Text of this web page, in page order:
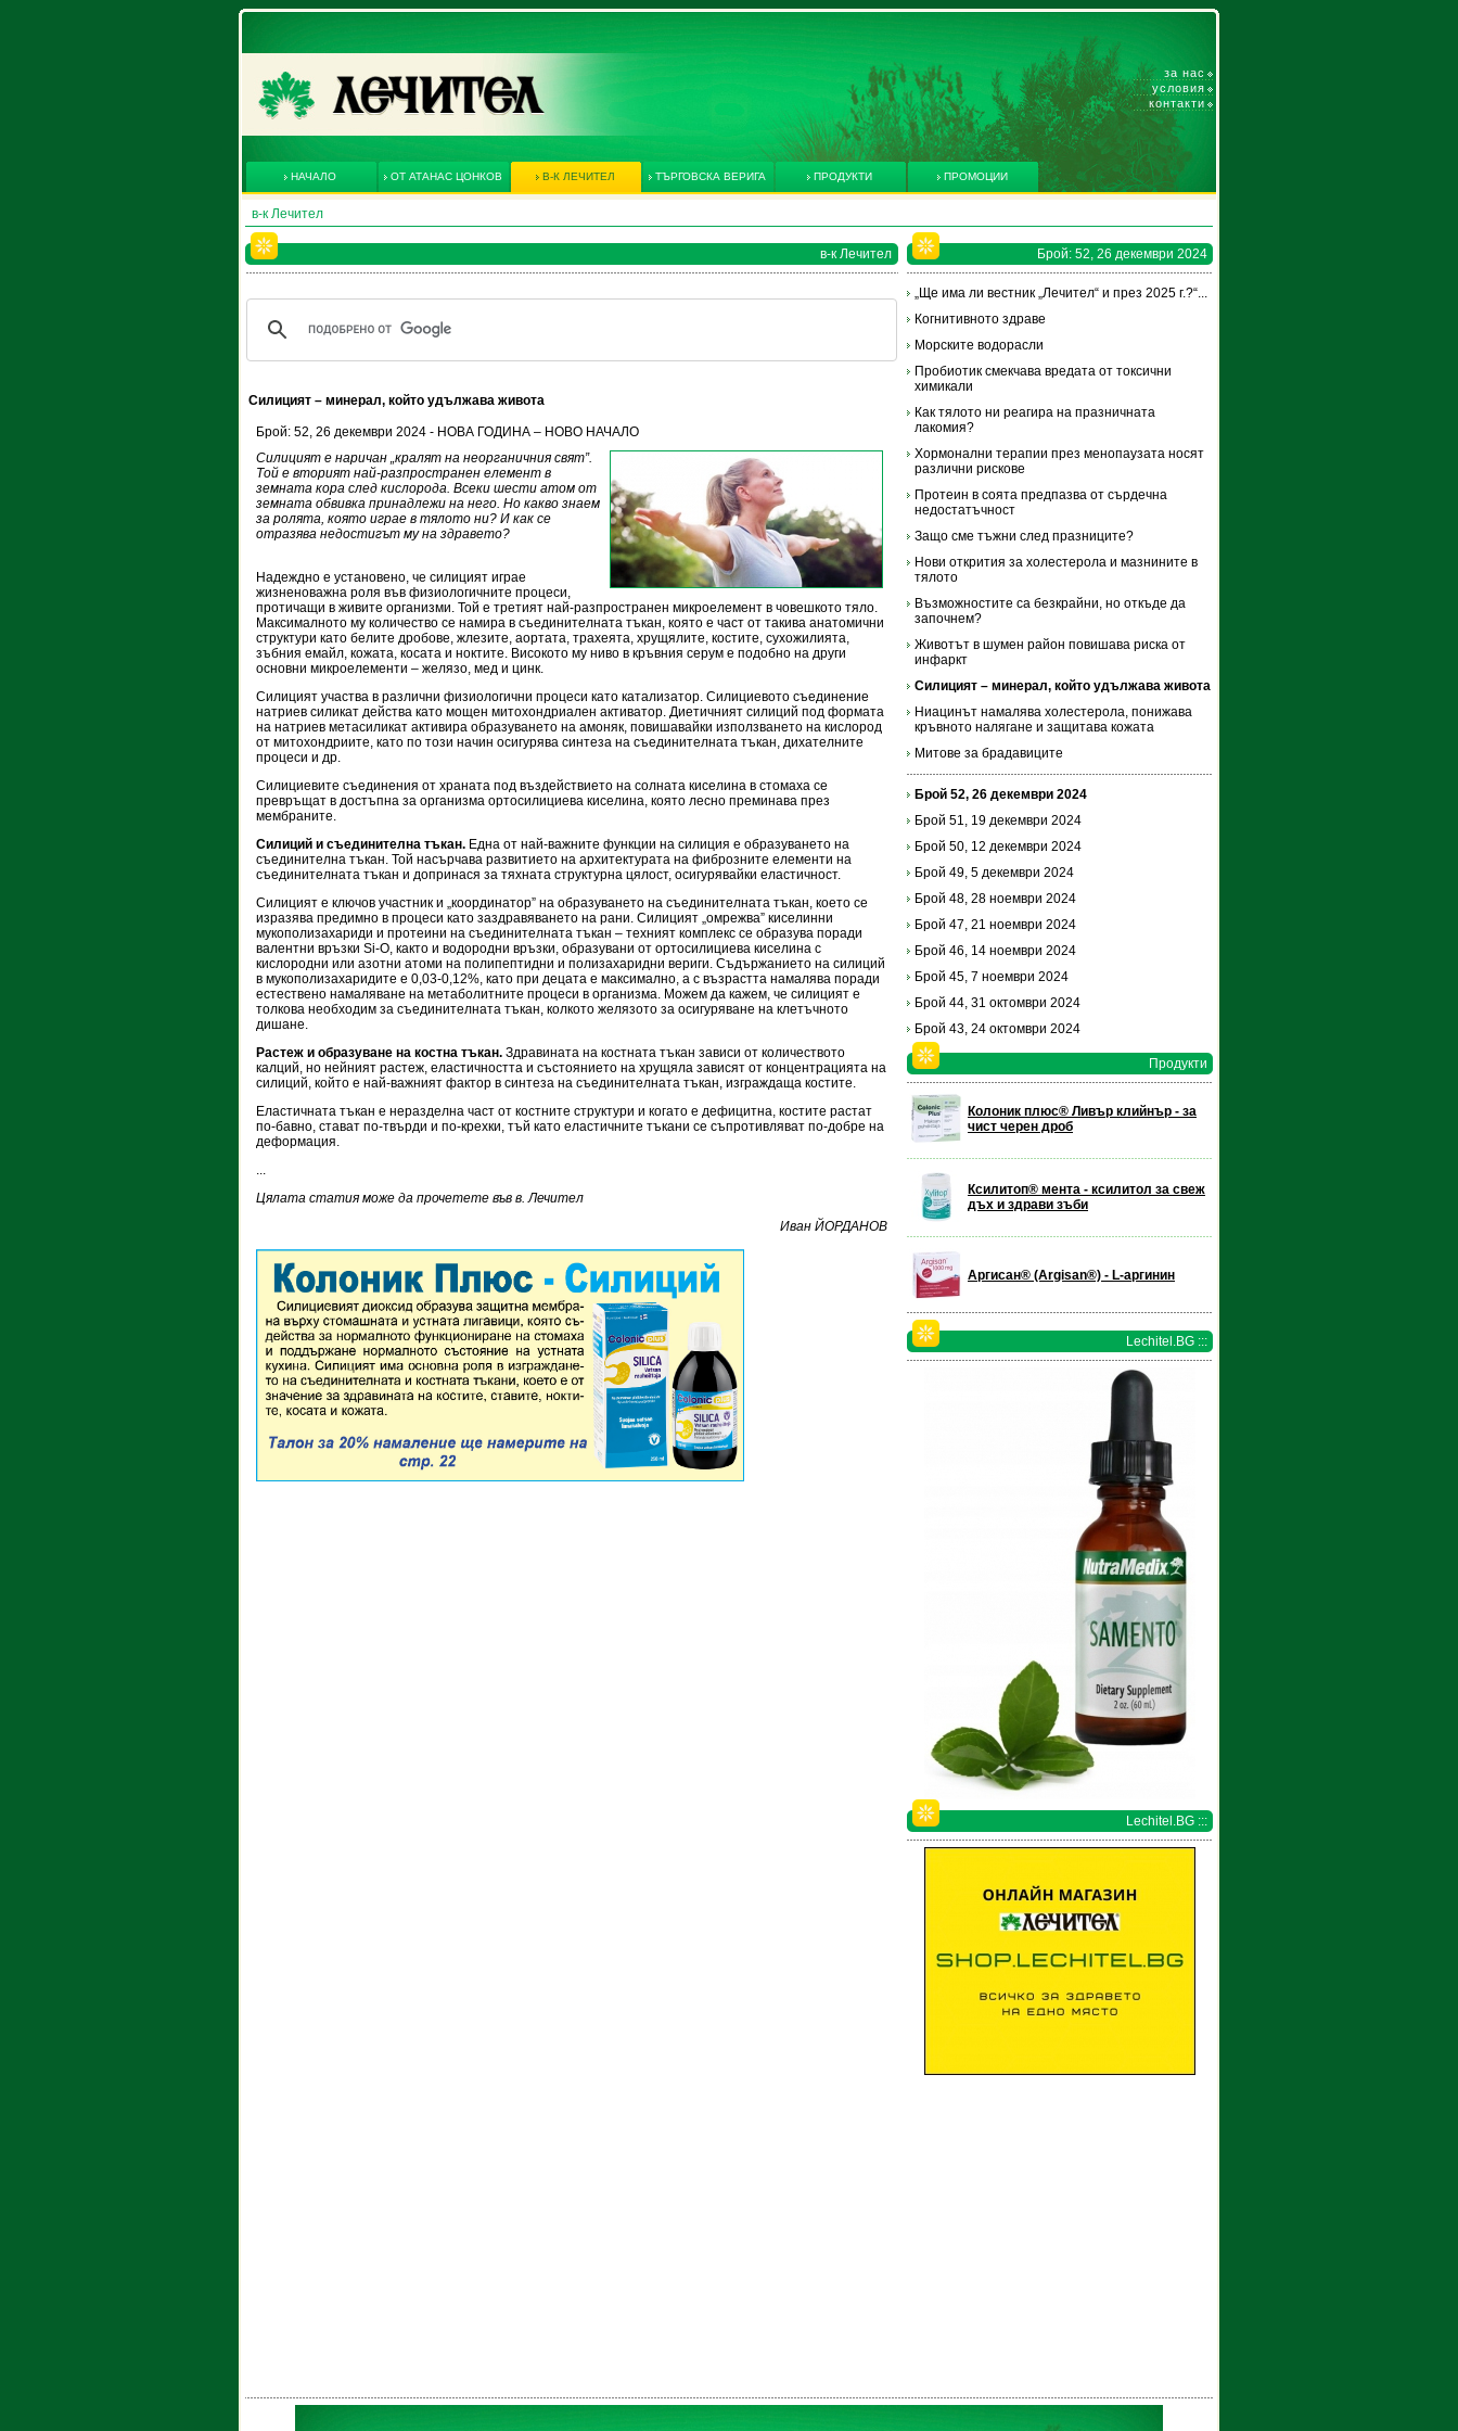
за нас
условия
контакти
НАЧАЛО ОТ АТАНАС ЦОНКОВ В-К ЛЕЧИТЕЛ ТЪРГОВСКА ВЕРИГА ПРОДУКТИ ПРОМОЦИИ
в-к Лечител
в-к Лечител
Силицият – минерал, който удължава живота
Брой: 52, 26 декември 2024 - НОВА ГОДИНА – НОВО НАЧАЛО
Силицият е наричан „кралят на неорганичния свят”.
Той е вторият най-разпространен елемент в
земната кора след кислорода. Всеки шести атом от
земната обвивка принадлежи на него. Но какво знаем
за ролята, която играе в тялото ни? И как се
отразява недостигът му на здравето?
Надеждно е установено, че силицият играе
жизненоважна роля във физиологичните процеси,
протичащи в живите организми. Той е третият най-разпространен микроелемент в човешкото тяло.
Максималното му количество се намира в съединителната тъкан, която е част от такива анатомични
структури като белите дробове, жлезите, аортата, трахеята, хрущялите, костите, сухожилията,
зъбния емайл, кожата, косата и ноктите. Високото му ниво в кръвния серум е подобно на други
основни микроелементи – желязо, мед и цинк.
Силицият участва в различни физиологични процеси като катализатор. Силициевото съединение
натриев силикат действа като мощен митохондриален активатор. Диетичният силиций под формата
на натриев метасиликат активира образуването на амоняк, повишавайки използването на кислород
от митохондриите, като по този начин осигурява синтеза на съединителната тъкан, дихателните
процеси и др.
Силициевите съединения от храната под въздействието на солната киселина в стомаха се
превръщат в достъпна за организма ортосилициева киселина, която лесно преминава през
мембраните.
Силиций и съединителна тъкан. Една от най-важните функции на силиция е образуването на
съединителна тъкан. Той насърчава развитието на архитектурата на фиброзните елементи на
съединителната тъкан и допринася за тяхната структурна цялост, осигурявайки еластичност.
Силицият е ключов участник и „координатор” на образуването на съединителната тъкан, което се
изразява предимно в процеси като заздравяването на рани. Силицият „омрежва” киселинни
мукополизахариди и протеини на съединителната тъкан – техният комплекс се образува поради
валентни връзки Si-O, както и водородни връзки, образувани от ортосилициева киселина с
кислородни или азотни атоми на полипептидни и полизахаридни вериги. Съдържанието на силиций
в мукополизахаридите е 0,03-0,12%, като при децата е максимално, а с възрастта намалява поради
естествено намаляване на метаболитните процеси в организма. Можем да кажем, че силицият е
толкова необходим за съединителната тъкан, колкото желязото за осигуряване на клетъчното
дишане.
Растеж и образуване на костна тъкан. Здравината на костната тъкан зависи от количеството
калций, но нейният растеж, еластичността и състоянието на хрущяла зависят от концентрацията на
силиций, който е най-важният фактор в синтеза на съединителната тъкан, изграждаща костите.
Еластичната тъкан е неразделна част от костните структури и когато е дефицитна, костите растат
по-бавно, стават по-твърди и по-крехки, тъй като еластичните тъкани се съпротивляват по-добре на
деформация.
...
Цялата статия може да прочетете във в. Лечител
Иван ЙОРДАНОВ
Брой: 52, 26 декември 2024
„Ще има ли вестник „Лечител“ и през 2025 г.?“...
Когнитивното здраве
Морските водорасли
Пробиотик смекчава вредата от токсични
химикали
Как тялото ни реагира на празничната
лакомия?
Хормонални терапии през менопаузата носят
различни рискове
Протеин в соята предпазва от сърдечна
недостатъчност
Защо сме тъжни след празниците?
Нови открития за холестерола и мазнините в
тялото
Възможностите са безкрайни, но откъде да
започнем?
Животът в шумен район повишава риска от
инфаркт
Силицият – минерал, който удължава живота
Ниацинът намалява холестерола, понижава
кръвното налягане и защитава кожата
Митове за брадавиците
Брой 52, 26 декември 2024
Брой 51, 19 декември 2024
Брой 50, 12 декември 2024
Брой 49, 5 декември 2024
Брой 48, 28 ноември 2024
Брой 47, 21 ноември 2024
Брой 46, 14 ноември 2024
Брой 45, 7 ноември 2024
Брой 44, 31 октомври 2024
Брой 43, 24 октомври 2024
Продукти
Колоник плюс® Ливър клийнър - за
чист черен дроб
Ксилитоп® мента - ксилитол за свеж
дъх и здрави зъби
Аргисан® (Argisan®) - L-аргинин
Lechitel.BG :::
Lechitel.BG :::